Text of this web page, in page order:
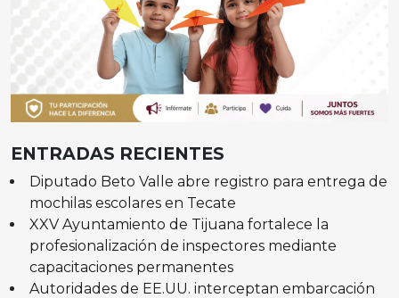
ENTRADAS RECIENTES
Diputado Beto Valle abre registro para entrega de
mochilas escolares en Tecate
XXV Ayuntamiento de Tijuana fortalece la
profesionalización de inspectores mediante
capacitaciones permanentes
Autoridades de EE.UU. interceptan embarcación